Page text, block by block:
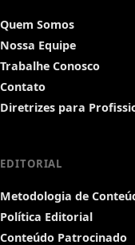
Quem Somos
Nossa Equipe
Trabalhe Conosco
Contato
Diretrizes para
EDITORIAL
Metodologia de
Política Editorial
Conteúdo Patrocinado